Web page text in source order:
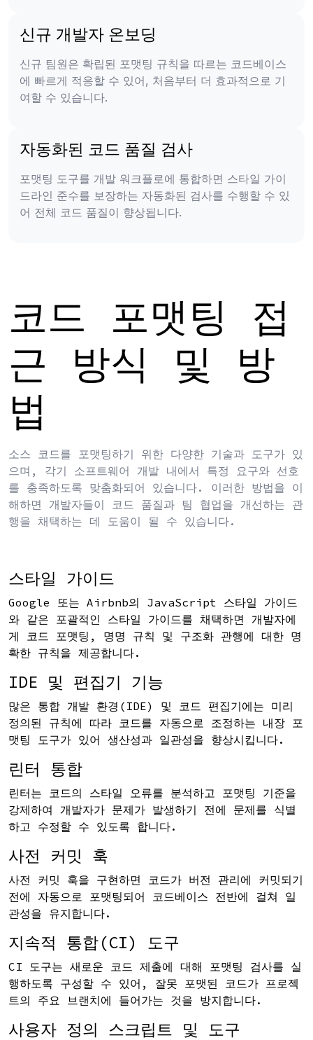
신규 개발자 온보딩
신규 팀원은 확립된 포맷팅 규칙을 따르는 코드베이스
에 빠르게 적응할 수 있어, 처음부터 더 효과적으로 기
여할 수 있습니다.
자동화된 코드 품질 검사
포맷팅 도구를 개발 워크플로에 통합하면 스타일 가이
드라인 준수를 보장하는 자동화된 검사를 수행할 수 있
어 전체 코드 품질이 향상됩니다.
코드 포맷팅 접
근 방식 및 방
법
소스 코드를 포맷팅하기 위한 다양한 기술과 도구가 있
으며, 각기 소프트웨어 개발 내에서 특정 요구와 선호
를 충족하도록 맞춤화되어 있습니다. 이러한 방법을 이
해하면 개발자들이 코드 품질과 팀 협업을 개선하는 관
행을 채택하는 데 도움이 될 수 있습니다.
스타일 가이드
Google 또는 Airbnb의 JavaScript 스타일 가이드
와 같은 포괄적인 스타일 가이드를 채택하면 개발자에
게 코드 포맷팅, 명명 규칙 및 구조화 관행에 대한 명
확한 규칙을 제공합니다.
IDE 및 편집기 기능
많은 통합 개발 환경(IDE) 및 코드 편집기에는 미리
정의된 규칙에 따라 코드를 자동으로 조정하는 내장 포
맷팅 도구가 있어 생산성과 일관성을 향상시킵니다.
린터 통합
린터는 코드의 스타일 오류를 분석하고 포맷팅 기준을
강제하여 개발자가 문제가 발생하기 전에 문제를 식별
하고 수정할 수 있도록 합니다.
사전 커밋 훅
사전 커밋 훅을 구현하면 코드가 버전 관리에 커밋되기
전에 자동으로 포맷팅되어 코드베이스 전반에 걸쳐 일
관성을 유지합니다.
지속적 통합(CI) 도구
CI 도구는 새로운 코드 제출에 대해 포맷팅 검사를 실
행하도록 구성할 수 있어, 잘못 포맷된 코드가 프로젝
트의 주요 브랜치에 들어가는 것을 방지합니다.
사용자 정의 스크립트 및 도구